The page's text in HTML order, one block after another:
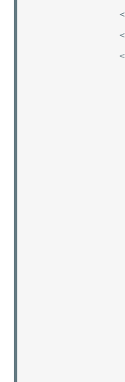
</
<br
<table
<td
<a
</
<td
<a href="#"
</
<td
<a
</
<td
<form